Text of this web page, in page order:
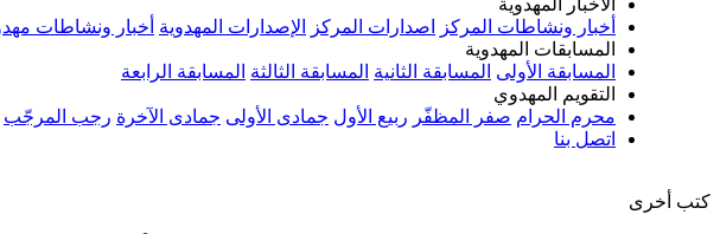
الأخبار المهدوية
أخبار ونشاطات المركز
اصدارات المركز الإصدارات المهدوية أخبار ونشاطات
المسابقات المهدوية
المسابقة الأولى المسابقة الثانية المسابقة الثالثة المسابقة الرابعة
التقويم المهدوي
محرم الحرام صفر المظفّر ربيع الأول جمادى الأولى جمادى الآخرة رجب المرجّب
اتصل بنا
كتب أخرى